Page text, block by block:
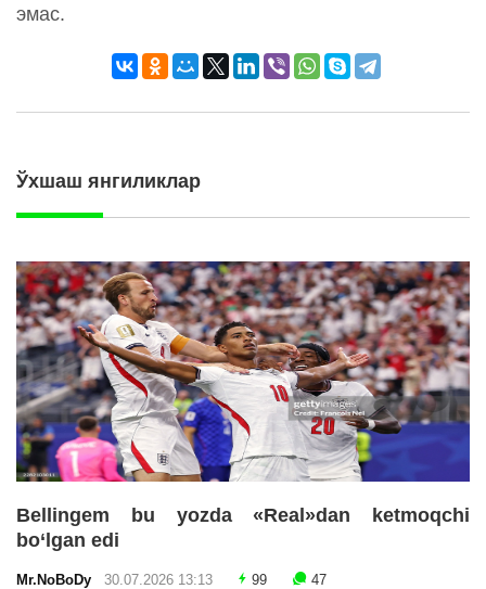
эмас.
Ўхшаш янгиликлар
Bellingem bu yozda «Real»dan ketmoqchi
bo‘lgan edi
Mr.NoBoDy 30.07.2026 13:13 99 47